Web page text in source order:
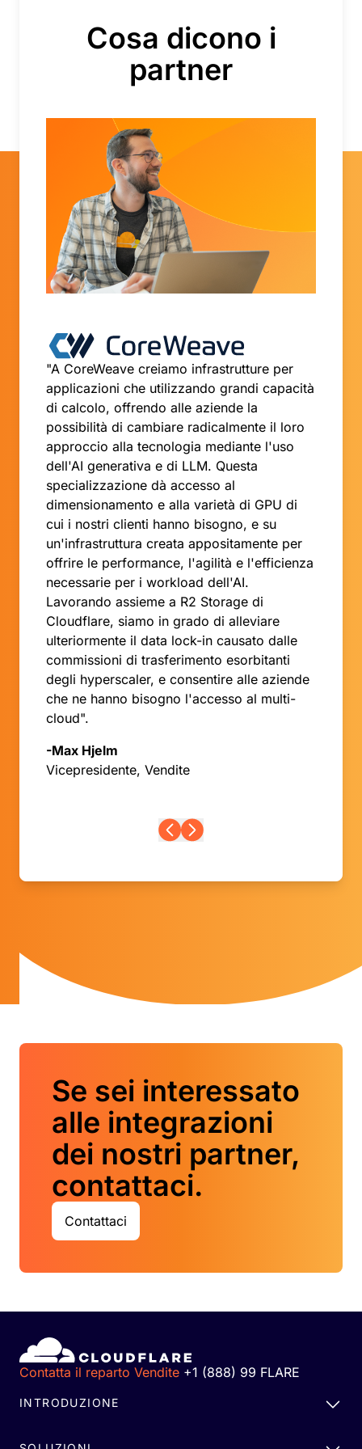
Cosa dicono i
partner
"A CoreWeave creiamo infrastrutture per
applicazioni che utilizzando grandi capacità
di calcolo, offrendo alle aziende la
possibilità di cambiare radicalmente il loro
approccio alla tecnologia mediante l'uso
dell'AI generativa e di LLM. Questa
specializzazione dà accesso al
dimensionamento e alla varietà di GPU di
cui i nostri clienti hanno bisogno, e su
un'infrastruttura creata appositamente per
offrire le performance, l'agilità e l'efficienza
necessarie per i workload dell'AI.
Lavorando assieme a R2 Storage di
Cloudflare, siamo in grado di alleviare
ulteriormente il data lock-in causato dalle
commissioni di trasferimento esorbitanti
degli hyperscaler, e consentire alle aziende
che ne hanno bisogno l'accesso al multi-
cloud".
-Max Hjelm
Vicepresidente, Vendite
Se sei interessato
alle integrazioni
dei nostri partner,
contattaci.
Contattaci
Contatta il reparto Vendite +1 (888) 99 FLARE
INTRODUZIONE